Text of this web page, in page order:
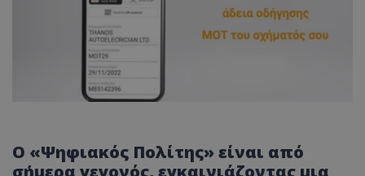
Ο «Ψηφιακός Πολίτης» είναι από
σήμερα γεγονός, εγκαινιάζοντας μια